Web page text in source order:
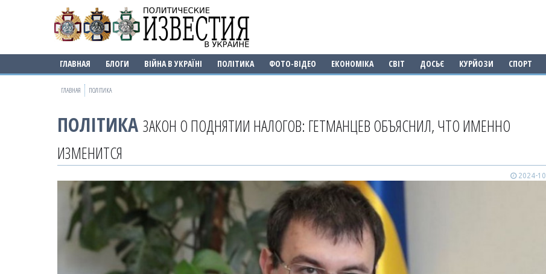
ГЛАВНАЯ БЛОГИ ВІЙНА В УКРАЇНІ ПОЛІТИКА ФОТО-ВІДЕО ЕКОНОМІКА СВІТ ДОСЬЄ КУРЙОЗИ СПОРТ
ГЛАВНАЯ ПОЛІТИКА
ПОЛІТИКА ЗАКОН О ПОДНЯТИИ НАЛОГОВ: ГЕТМАНЦЕВ ОБЪЯСНИЛ, ЧТО ИМЕННО
ИЗМЕНИТСЯ
2024-